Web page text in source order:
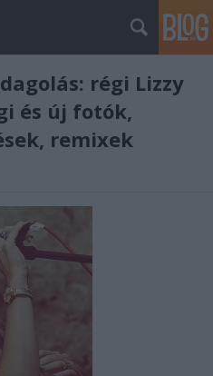
régi Lizzy
és új fotók,
remixek